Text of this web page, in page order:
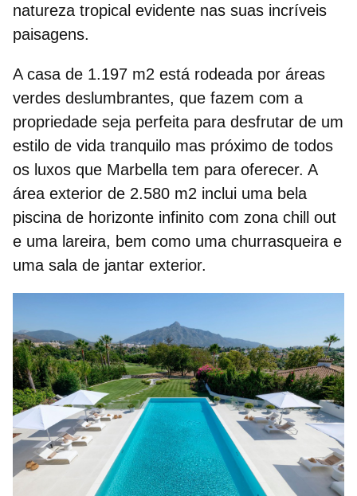
natureza tropical evidente nas suas incríveis
paisagens.
A casa de 1.197 m2 está rodeada por áreas
verdes deslumbrantes, que fazem com a
propriedade seja perfeita para desfrutar de um
estilo de vida tranquilo mas próximo de todos
os luxos que Marbella tem para oferecer. A
área exterior de 2.580 m2 inclui uma bela
piscina de horizonte infinito com zona chill out
e uma lareira, bem como uma churrasqueira e
uma sala de jantar exterior.